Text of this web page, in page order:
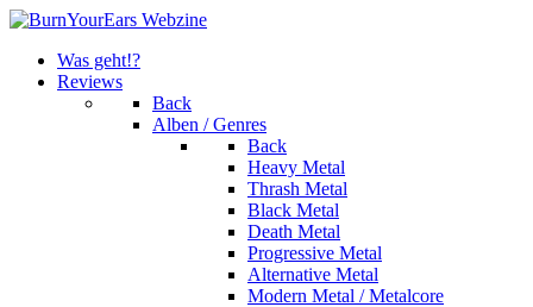
Was geht!?
Reviews
Back
Alben / Genres
Back
Heavy Metal
Thrash Metal
Black Metal
Death Metal
Progressive Metal
Alternative Metal
Modern Metal / Metalcore